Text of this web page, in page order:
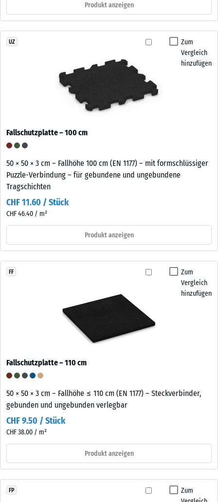
Produkt anzeigen
Zum
Vergleich
hinzufügen
UZ
Fallschutzplatte – 100 cm
50 × 50 × 3 cm – Fallhöhe 100 cm (EN 1177) – mit formschlüssiger
Puzzle-Verbindung – für gebundene und ungebundene
Tragschichten
CHF 11.60 / Stück
CHF 46.40 / m²
Produkt anzeigen
Zum
Vergleich
hinzufügen
FF
Fallschutzplatte – 110 cm
50 × 50 × 3 cm – Fallhöhe ≤ 110 cm (EN 1177) – Steckverbinder,
gebunden und ungebunden verlegbar
CHF 9.50 / Stück
CHF 38.00 / m²
Produkt anzeigen
Zum
FP